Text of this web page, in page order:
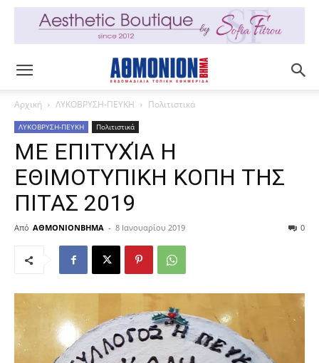
Αρχική ΛΥΚΟΒΡΥΣΗ-ΠΕΥΚΗ Πολιτιστικά
ΛΥΚΟΒΡΥΣΗ-ΠΕΥΚΗ Πολιτιστικά
ΜΕ ΕΠΙΤΥΧΊΑ Η
ΕΘΙΜΟΤΥΠΙΚΗ ΚΟΠΗ ΤΗΣ
ΠΙΤΑΣ 2019
Από ΑΘΜΟΝΙΟΝΒΗΜΑ - 8 Ιανουαρίου 2019 0